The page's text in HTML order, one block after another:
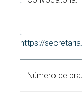
https://
Número de